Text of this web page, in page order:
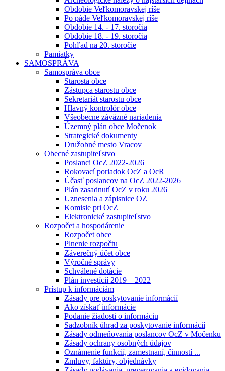
Obdobie Veľkomoravskej ríše
Po páde Veľkomoravskej ríše
Obdobie 14. - 17. storočia
Obdobie 18. - 19. storočia
Pohľad na 20. storočie
Pamiatky
SAMOSPRÁVA
Samospráva obce
Starosta obce
Zástupca starostu obce
Sekretariát starostu obce
Hlavný kontrolór obce
Všeobecne záväzné nariadenia
Územný plán obce Močenok
Strategické dokumenty
Družobné mesto Vracov
Obecné zastupiteľstvo
Poslanci OcZ 2022-2026
Rokovací poriadok OcZ a OcR
Účasť poslancov na OcZ 2022-2026
Plán zasadnutí OcZ v roku 2026
Uznesenia a zápisnice OZ
Komisie pri OcZ
Elektronické zastupiteľstvo
Rozpočet a hospodárenie
Rozpočet obce
Plnenie rozpočtu
Záverečný účet obce
Výročné správy
Schválené dotácie
Plán investícií 2019 – 2022
Prístup k informáciám
Zásady pre poskytovanie informácií
Ako získať informácie
Podanie žiadosti o informáciu
Sadzobník úhrad za poskytovanie informácií
Zásady odmeňovania poslancov OcZ v Močenku
Zásady ochrany osobných údajov
Oznámenie funkcií, zamestnaní, činností ...
Zmluvy, faktúry, objednávky